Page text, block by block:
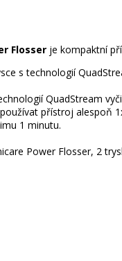
Flosser je kompaktní
s technologií
QuadStream
přístroj alespoň
1 minutu.
Power Flosser, 2